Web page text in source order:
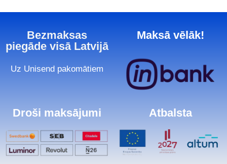
Bezmaksas
piegāde visā Latvijā
Uz Unisend pakomātiem
Maksā vēlāk!
Droši maksājumi Atbalsta